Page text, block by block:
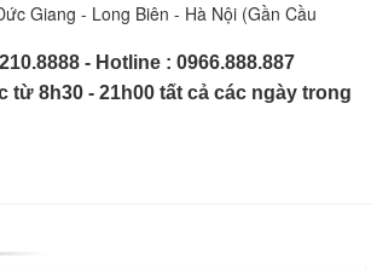
Giang - Long Biên - Hà Nội (Gần Cầu
- Hotline : 0966.888.887
từ 8h30 - 21h00 tất cả các ngày trong